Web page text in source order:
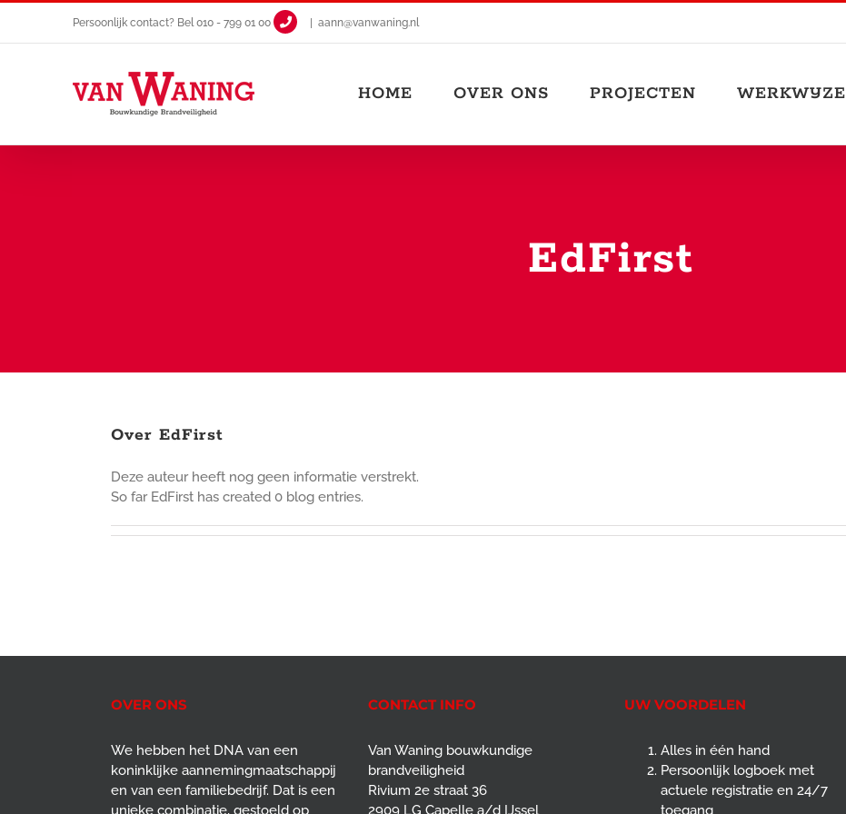
inhoud
Persoonlijk contact? Bel010 - 799 01 00 aann@vanwaning.nl
HOME OVER ONS PROJECTEN WERKWIJZE
EdFirst
Over EdFirst
Deze auteur heeft nog geen informatie verstrekt.
So far EdFirst has created 0 blog entries.
OVER ONS
We hebben het DNA van een
koninklijke aannemingmaatschappij
en van een familiebedrijf. Dat is een
unieke combinatie, gestoeld op
CONTACT INFO
Van Waning bouwkundige
brandveiligheid
Rivium 2e straat 36
2909 LG Capelle a/d IJssel
UW VOORDELEN
Alles in één hand
Persoonlijk logboek met
actuele registratie en 24/7
toegang